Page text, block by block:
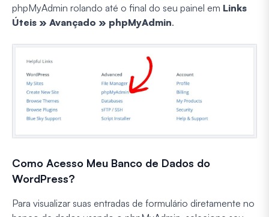
phpMyAdmin rolando até o final do seu painel em Links
Úteis » Avançado » phpMyAdmin.
Como Acesso Meu Banco de Dados do
WordPress?
Para visualizar suas entradas de formulário diretamente no